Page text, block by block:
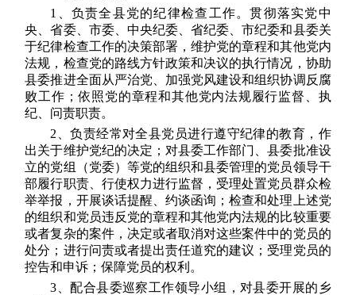
1、负责全县党的纪律检查工作。贯彻落实党中
央、省委、市委、中央纪委、省纪委、市纪委和县委关
于纪律检查工作的决策部署，维护党的章程和其他党内
法规，检查党的路线方针政策和决议的执行情况，协助
县委推进全面从严治党、加强党风建设和组织协调反腐
败工作；依照党的章程和其他党内法规履行监督、执
纪、问责职责。
2、负责经常对全县党员进行遵守纪律的教育，作
出关于维护党纪的决定；对县委工作部门、县委批准设
立的党组（党委）等党的组织和县委管理的党员领导干
部履行职责、行使权力进行监督，受理处置党员群众检
举举报，开展谈话提醒、约谈函询；检查和处理上述党
的组织和党员违反党的章程和其他党内法规的比较重要
或者复杂的案件，决定或者取消对这些案件中的党员的
处分；进行问责或者提出责任道究的建议；受理党员的
控告和申诉；保障党员的权利。
3、配合县委巡察工作领导小组，对县委开展的乡